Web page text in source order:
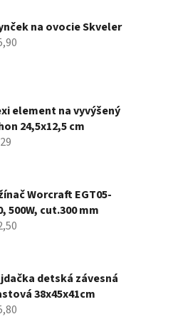
na ovocie Skveler
element na vyvýšený
24,5x12,5 cm
Worcraft EGT05-
500W, cut.300 mm
detská závesná
38x45x41cm